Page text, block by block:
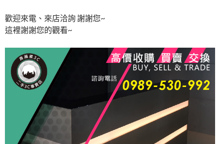
歡迎來電、來店洽詢 謝謝您~
這裡謝謝您的觀看~